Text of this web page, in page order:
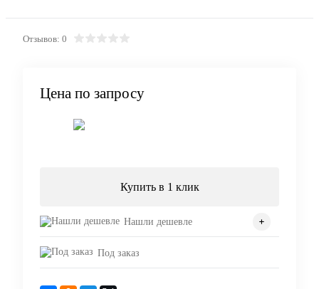
Отзывов: 0
Цена по запросу
Купить в 1 клик
Нашли дешевле
Под заказ